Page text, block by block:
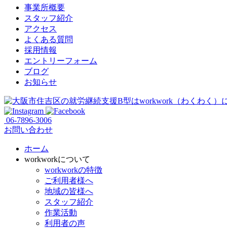
事業所概要
スタッフ紹介
アクセス
よくある質問
採用情報
エントリーフォーム
ブログ
お知らせ
06-7896-3006
お問い合わせ
ホーム
workworkについて
workworkの特徴
ご利用者様へ
地域の皆様へ
スタッフ紹介
作業活動
利用者の声